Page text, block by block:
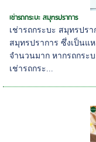
เช่ารถกระบะ สมุทรปราการ
เช่ารถกระบะ สมุทรปรา
สมุทรปราการ ซึ่งเป็นแ
จำนวนมาก หากรถกระ
เช่ารถกระ...